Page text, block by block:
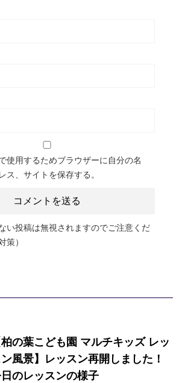
使用するためブラウザーに自分の名
ス、サイトを保存する。
い投稿は無視されますのでご注意くだ
策）
柏の葉こども園 マルチキッズ レッ
風景】レッスン再開しました！
のレッスンの様子